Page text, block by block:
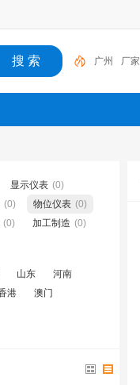
广州 厂
福 咏玖进
显示仪表 (0)
(0) 物位仪表 (0)
(0) 加工制造 (0)
山东
河南
港 澳门